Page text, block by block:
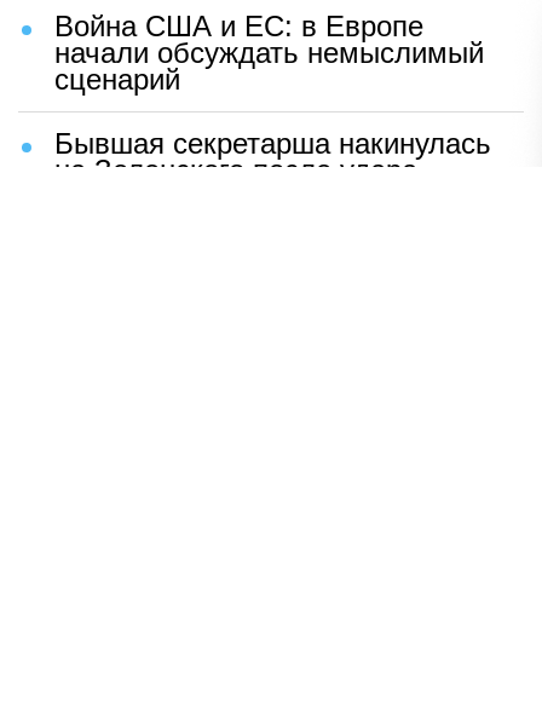
Война США и ЕС: в Европе
начали обсуждать немыслимый
сценарий
Бывшая секретарша накинулась
на Зеленского после удара